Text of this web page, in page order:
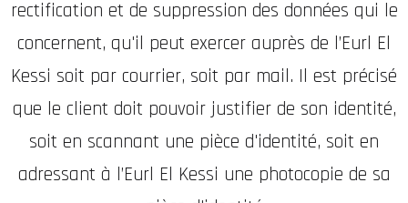
rectification et de suppression des données qui le
concernent, qu'il peut exercer auprès de l’Eurl El
Kessi soit par courrier, soit par mail. Il est précisé
que le client doit pouvoir justifier de son identité,
soit en scannant une pièce d'identité, soit en
adressant à l’Eurl El Kessi une photocopie de sa